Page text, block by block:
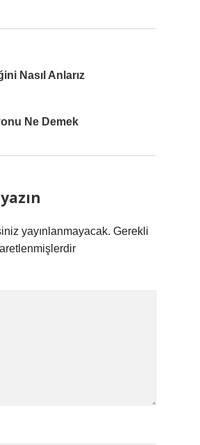
Nasıl Anlarız
Ne Demek
yayınlanmayacak. Gerekli